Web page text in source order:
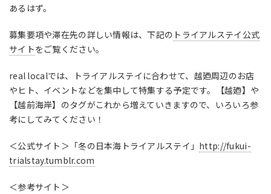
あるはず。
募集要項や滞在先の詳しい情報は、下記の トライアルステイ公式
サイトをご覧ください。
real localでは、トライアルステイに合わせて、越廼周辺のお店
やヒト、イベントなどを集中して特集する予定です。【越廼】や
【越前海岸】のタグがこれから増えていきますので、いろいろ参
考にしてみてください！
＜公式サイト＞「冬の日本海トライアルステイ」 http://fukui-
trialstay.tumblr.com
＜参考サイト＞